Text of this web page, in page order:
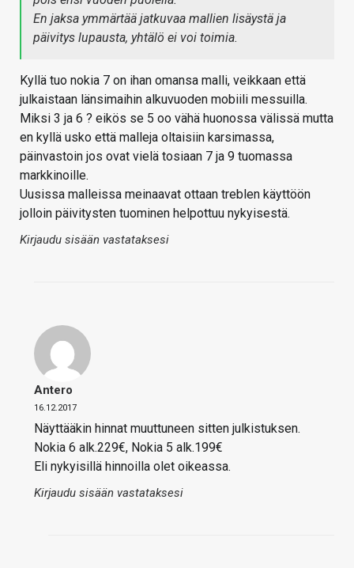
En jaksa ymmärtää jatkuvaa mallien lisäystä ja
päivitys lupausta, yhtälö ei voi toimia.
Kyllä tuo nokia 7 on ihan omansa malli, veikkaan että
julkaistaan länsimaihin alkuvuoden mobiili messuilla.
Miksi 3 ja 6 ? eikös se 5 oo vähä huonossa välissä mutta
en kyllä usko että malleja oltaisiin karsimassa,
päinvastoin jos ovat vielä tosiaan 7 ja 9 tuomassa
markkinoille.
Uusissa malleissa meinaavat ottaan treblen käyttöön
jolloin päivitysten tuominen helpottuu nykyisestä.
Kirjaudu sisään vastataksesi
Antero
16.12.2017
Näyttääkin hinnat muuttuneen sitten julkistuksen.
Nokia 6 alk.229€, Nokia 5 alk.199€
Eli nykyisillä hinnoilla olet oikeassa.
Kirjaudu sisään vastataksesi